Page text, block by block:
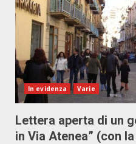
In evidenza Varie
Lettera aperta di un
in Via Atenea” (con